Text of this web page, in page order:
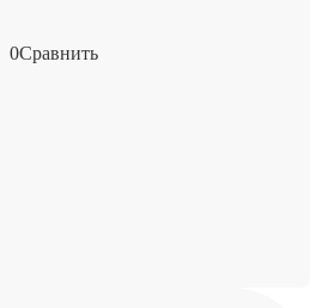
0Сравнить